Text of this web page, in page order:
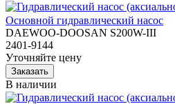
Основной гидравлический насос
DAEWOO-DOOSAN S200W-III
2401-9144
Уточняйте цену
В наличии